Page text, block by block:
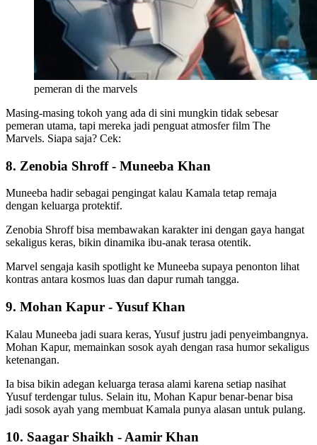
pemeran di the marvels
Masing-masing tokoh yang ada di sini mungkin tidak sebesar
pemeran utama, tapi mereka jadi penguat atmosfer film The
Marvels. Siapa saja? Cek:
8. Zenobia Shroff - Muneeba Khan
Muneeba hadir sebagai pengingat kalau Kamala tetap remaja
dengan keluarga protektif.
Zenobia Shroff bisa membawakan karakter ini dengan gaya hangat
sekaligus keras, bikin dinamika ibu-anak terasa otentik.
Marvel sengaja kasih spotlight ke Muneeba supaya penonton lihat
kontras antara kosmos luas dan dapur rumah tangga.
9. Mohan Kapur - Yusuf Khan
Kalau Muneeba jadi suara keras, Yusuf justru jadi penyeimbangnya.
Mohan Kapur, memainkan sosok ayah dengan rasa humor sekaligus
ketenangan.
Ia bisa bikin adegan keluarga terasa alami karena setiap nasihat
Yusuf terdengar tulus. Selain itu, Mohan Kapur benar-benar bisa
jadi sosok ayah yang membuat Kamala punya alasan untuk pulang.
10. Saagar Shaikh - Aamir Khan